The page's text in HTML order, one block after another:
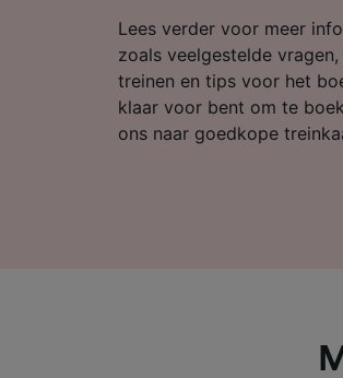
Lees verder voor meer
zoals veelgestelde
treinen en tips voor het
klaar voor bent om te
ons naar goedkope